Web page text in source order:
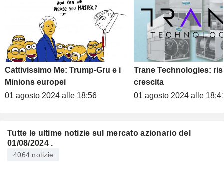
Cattivissimo Me: Trump-Gru e i
Minions europei
01 agosto 2024 alle 18:56
Trane Technologies:
crescita
01 agosto 2024 alle
Tutte le ultime notizie sul mercato azionario del
01/08/2024 .
4064 notizie